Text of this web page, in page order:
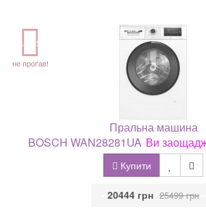
АКЦІЯ
не проґав!
Пральна машина
BOSCH WAN28281UA Ви
Купити
20444 грн 25499 грн